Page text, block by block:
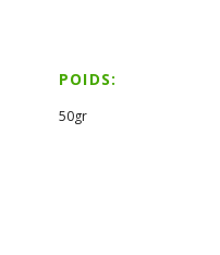
POIDS:
50gr